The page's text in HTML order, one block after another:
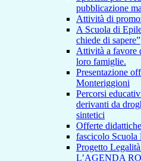
pubblicazione
Attività di
A Scuola di
chiede di sapere”
Attività a favore
loro famiglie.
Presentazione
Monteriggioni
Percorsi
derivanti da
sintetici
Offerte didattiche
fascicolo Scuola
Progetto
L’AGENDA